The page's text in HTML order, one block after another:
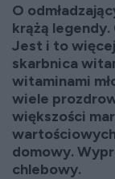
O
krążą
Jest i to
skarbnica
witaminami
wiele
większości
domowy.
chlebowy.